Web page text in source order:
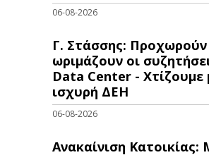
06-08-2026
Γ. Στάσσης: Προχωρούν
ωριμάζουν οι
Data Center - Χτίζουμε
ισχυρή ΔΕΗ
06-08-2026
Ανακαίνιση Κατοικίας: